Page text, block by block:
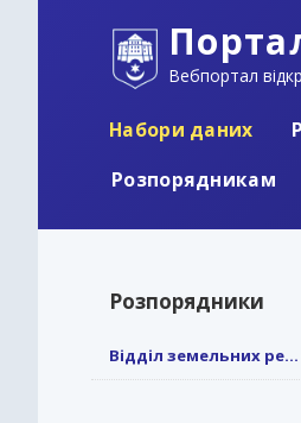
Вебпортал
Набори даних
Розпорядникам
Розпорядники
Відділ земельних ре...